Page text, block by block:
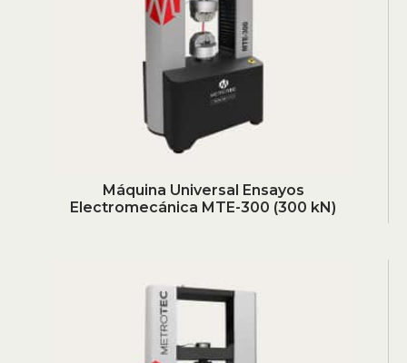
Máquina Universal Ensayos
Electromecánica MTE-300 (300 kN)